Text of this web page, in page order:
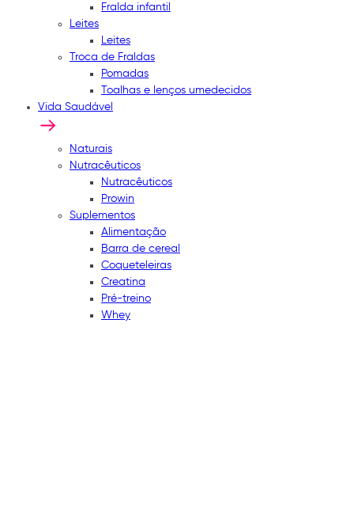
Fralda infantil
Leites
Leites
Troca de Fraldas
Pomadas
Toalhas e lenços umedecidos
Vida Saudável
Naturais
Nutracêuticos
Nutracêuticos
Prowin
Suplementos
Alimentação
Barra de cereal
Coqueteleiras
Creatina
Pré-treino
Whey